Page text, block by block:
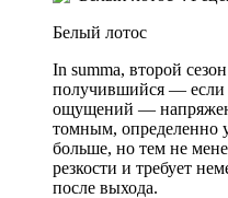
Белый лотос
In summa, второй
получившийся — если
ощущений —
томным, определенно
больше, но тем не
резкости и требует
после выхода.